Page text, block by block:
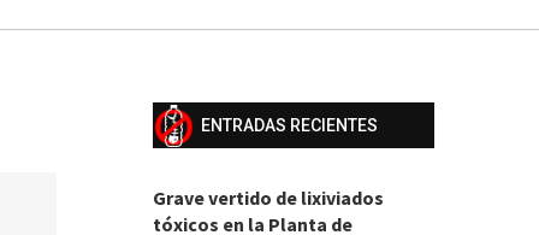
ENTRADAS RECIENTES
Grave vertido de lixiviados
tóxicos en la Planta de